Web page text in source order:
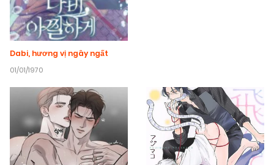
Dabi, hương vị ngây ngất
01/01/1970